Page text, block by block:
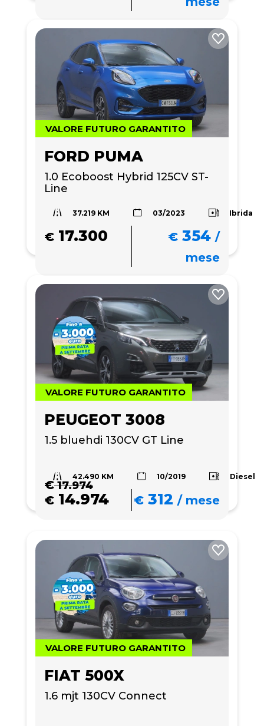
VALORE FUTURO GARANTITO
FORD PUMA
1.0 Ecoboost Hybrid 125CV ST-
Line
37.219 KM 03/2023 Ibrida
€ 17.300 € 354 /
mese
VALORE FUTURO GARANTITO
PEUGEOT 3008
1.5 bluehdi 130CV GT Line
42.490 KM 10/2019 Diesel
€17.974
€ 14.974 € 312 /mese
VALORE FUTURO GARANTITO
FIAT 500X
1.6 mjt 130CV Connect